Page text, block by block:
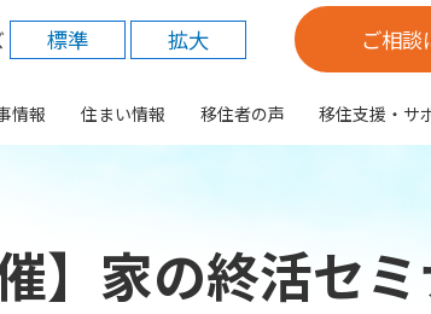
情報 住まい情報 移住者の声 移住支援・サ
標準 拡大 ご相談
】家の終活セミ